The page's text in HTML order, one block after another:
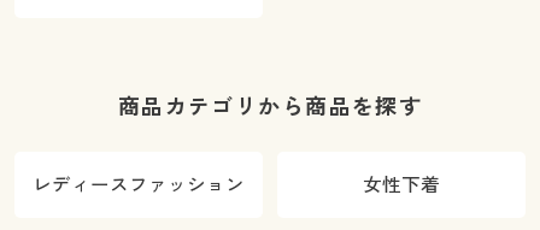
商品カテゴリから商品を探す
レディースファッション 女性下着